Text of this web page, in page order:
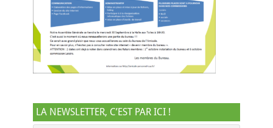
LA NEWSLETTER, C’EST PAR ICI !